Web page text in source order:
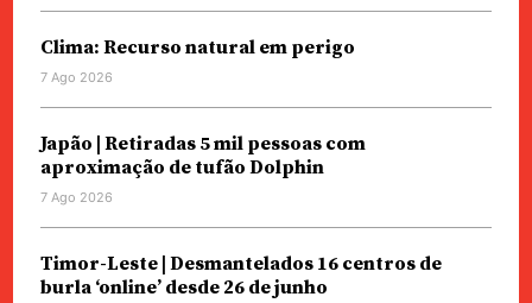
Clima: Recurso natural em perigo
7 Ago 2026
Japão | Retiradas 5 mil pessoas com
aproximação de tufão Dolphin
7 Ago 2026
Timor-Leste | Desmantelados 16 centros de
burla ‘online’ desde 26 de junho